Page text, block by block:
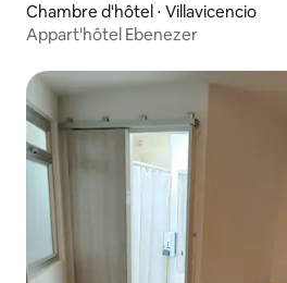
Chambre d'hôtel ⋅ Villavicencio
Appart'hôtel Ebenezer